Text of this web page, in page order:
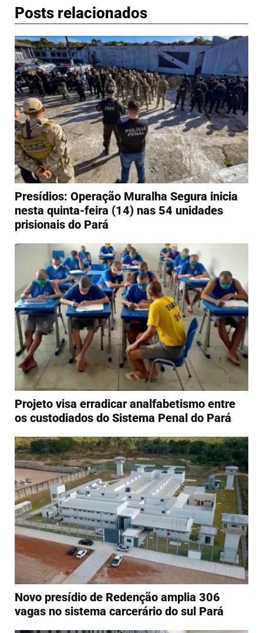
Posts relacionados
Presídios: Operação Muralha Segura inicia
nesta quinta-feira (14) nas 54 unidades
prisionais do Pará
Projeto visa erradicar analfabetismo entre
os custodiados do Sistema Penal do Pará
Novo presídio de Redenção amplia 306
vagas no sistema carcerário do sul Pará